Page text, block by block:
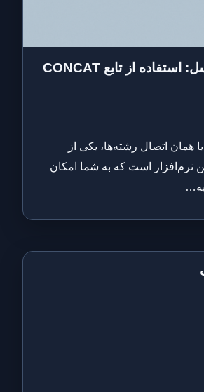
جمع حروف در اکسل: استفاده از تابع CONCAT
اتصال رشته‌ها، یکی از
نرم‌افزار است که به شما امکان